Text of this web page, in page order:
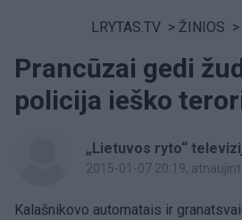
LRYTAS.TV > ŽINIOS >
Prancūzai gedi
policija ieško
„Lietuvos ryto“
2015-01-07 20:19,
Kalašnikovo automatais ir